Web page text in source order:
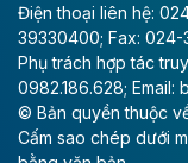
Tổng CTCP
(Vinaconex) đã
thuần gần
cũng là mức cao
nghiệp.
Điện thoại liên hệ:
39330400; Fax: 024-
Phụ trách hợp tác
0982.186.628; Email:
© Bản quyền thuộc
Cấm sao chép dưới